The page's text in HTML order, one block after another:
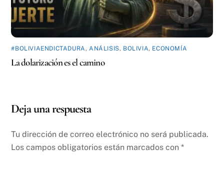
#BOLIVIAENDICTADURA , ANÁLISIS, BOLIVIA, ECONOMÍA
La dolarización es el camino
Deja una respuesta
Tu dirección de correo electrónico no será publicada.
Los campos obligatorios están marcados con*